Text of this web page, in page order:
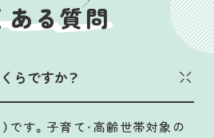
ある質問
らですか？
です。子育て・高齢世帯対象の